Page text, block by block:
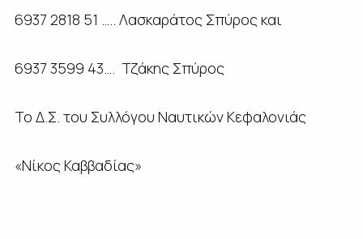
6937 2818 51 ….. Λασκαράτος Σπύρος και
6937 3599 43…. Τζάκης Σπύρος
Το Δ.Σ. του Συλλόγου Ναυτικών Κεφαλονιάς
«Νίκος Καββαδίας»